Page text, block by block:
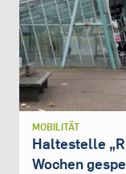
MOBILITÄT
Haltestelle
Wochen